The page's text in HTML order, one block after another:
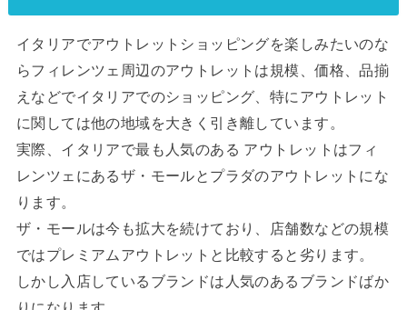
イタリアでアウトレットショッピングを楽しみたいのな
らフィレンツェ周辺のアウトレットは規模、価格、品揃
えなどでイタリアでのショッピング、特にアウトレット
に関しては他の地域を大きく引き離しています。
実際、イタリアで最も人気のある アウトレットはフィ
レンツェにあるザ・モールとプラダのアウトレットにな
ります。
ザ・モールは今も拡大を続けており、店舗数などの規模
ではプレミアムアウトレットと比較すると劣ります。
しかし入店しているブランドは人気のあるブランドばか